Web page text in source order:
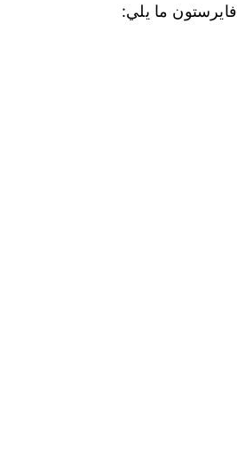
ما يلي: